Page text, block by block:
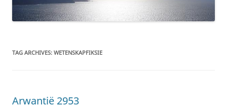
TAG ARCHIVES: WETENSKAPFIKSIE
Arwantië 2953